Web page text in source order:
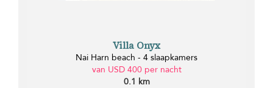
Villa Onyx
Nai Harn beach - 4 slaapkamers
van USD 400 per nacht
0.1 km